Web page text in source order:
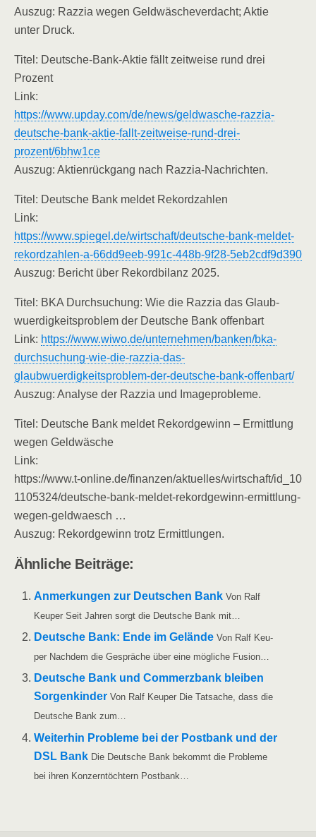
Aus­zug: Raz­zia wegen Geld­wä­sche­ver­dacht; Aktie
unter Druck.
Titel: Deut­sche-Bank-Aktie fällt zeit­wei­se rund drei
Prozent
Link:
https://www.upday.com/de/news/geldwasche-razzia-
deutsche-bank-aktie-fallt-zeitweise-rund-drei-
prozent/6bhw1ce
Aus­zug: Akti­en­rück­gang nach Razzia-Nachrichten.
Titel: Deut­sche Bank mel­det Rekordzahlen
Link:
https://www.spiegel.de/wirtschaft/deutsche-bank-meldet-
rekordzahlen-a-66dd9eeb-991c-448b-9f28-5eb2cdf9d390
Aus­zug: Bericht über Rekord­bi­lanz 2025.
Titel: BKA Durch­su­chung: Wie die Raz­zia das Glaub­
wuer­dig­keits­pro­blem der Deut­sche Bank offenbart
Link: https://www.wiwo.de/unternehmen/banken/bka-
durchsuchung-wie-die-razzia-das-
glaubwuerdigkeitsproblem-der-deutsche-bank-offenbart/
​Aus­zug: Ana­ly­se der Raz­zia und Imageprobleme.
Titel: Deut­sche Bank mel­det Rekord­ge­winn – Ermitt­lung
wegen Geldwäsche
Link:
https://www.t‑online.de/finanzen/aktuelles/wirtschaft/id_10
1105324/deutsche-bank-meldet-rekordgewinn-ermittlung-
wegen-geldwaesch …
Aus­zug: Rekord­ge­winn trotz Ermittlungen.
Ähn­li­che Beiträge:
Anmer­kun­gen zur Deut­schen Bank Von Ralf
Keu­per Seit Jah­ren sorgt die Deut­sche Bank mit…
Deut­sche Bank: Ende im Gelän­de Von Ralf Keu­
per Nach­dem die Gesprä­che über eine mög­li­che Fusion…
Deut­sche Bank und Com­merz­bank blei­ben
Sor­gen­kin­der Von Ralf Keu­per Die Tat­sa­che, dass die
Deut­sche Bank zum…
Wei­ter­hin Pro­ble­me bei der Post­bank und der
DSL Bank Die Deut­sche Bank bekommt die Pro­ble­me
bei ihren Kon­zern­töch­tern Postbank…